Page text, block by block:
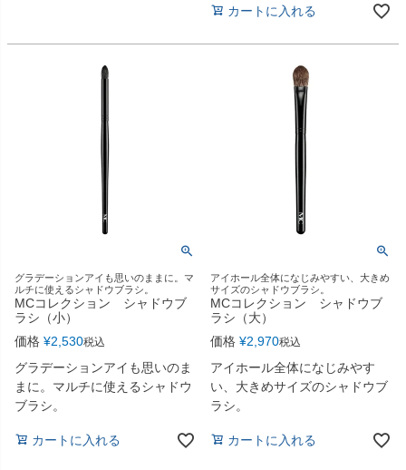
カートに入れる
グラデーションアイも思いのままに。マ
ルチに使えるシャドウブラシ。
MCコレクション シャドウブ
ラシ（小）
価格 ¥2,530税込
グラデーションアイも思いのま
まに。マルチに使えるシャドウ
ブラシ。
カートに入れる
アイホール全体になじみやすい、大きめ
サイズのシャドウブラシ。
MCコレクション シャドウブ
ラシ（大）
価格 ¥2,970税込
アイホール全体になじみやす
い、大きめサイズのシャドウブ
ラシ。
カートに入れる